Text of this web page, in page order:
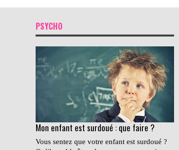
PSYCHO
Mon enfant est surdoué : que faire ?
Vous sentez que votre enfant est surdoué ?